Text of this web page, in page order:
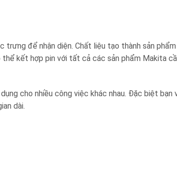
để nhận diện. Chất liệu tạo thành sản
kết hợp pin với tất cả các sản phẩm Makita
cho nhiều công việc khác nhau. Đặc biệt bạn
dài.